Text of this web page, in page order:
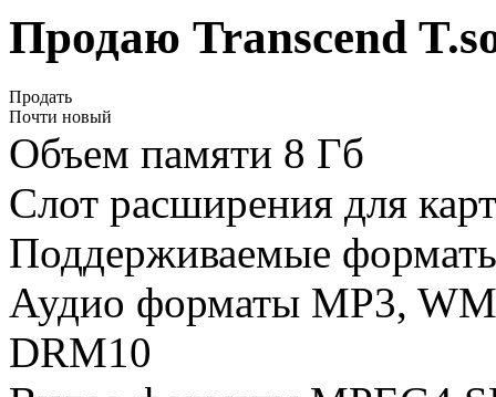
Продаю Transcend
Продать
Почти новый
Объем памяти 8 Гб
Слот расширения для
Поддерживаемые
Аудио форматы MP3,
DRM10